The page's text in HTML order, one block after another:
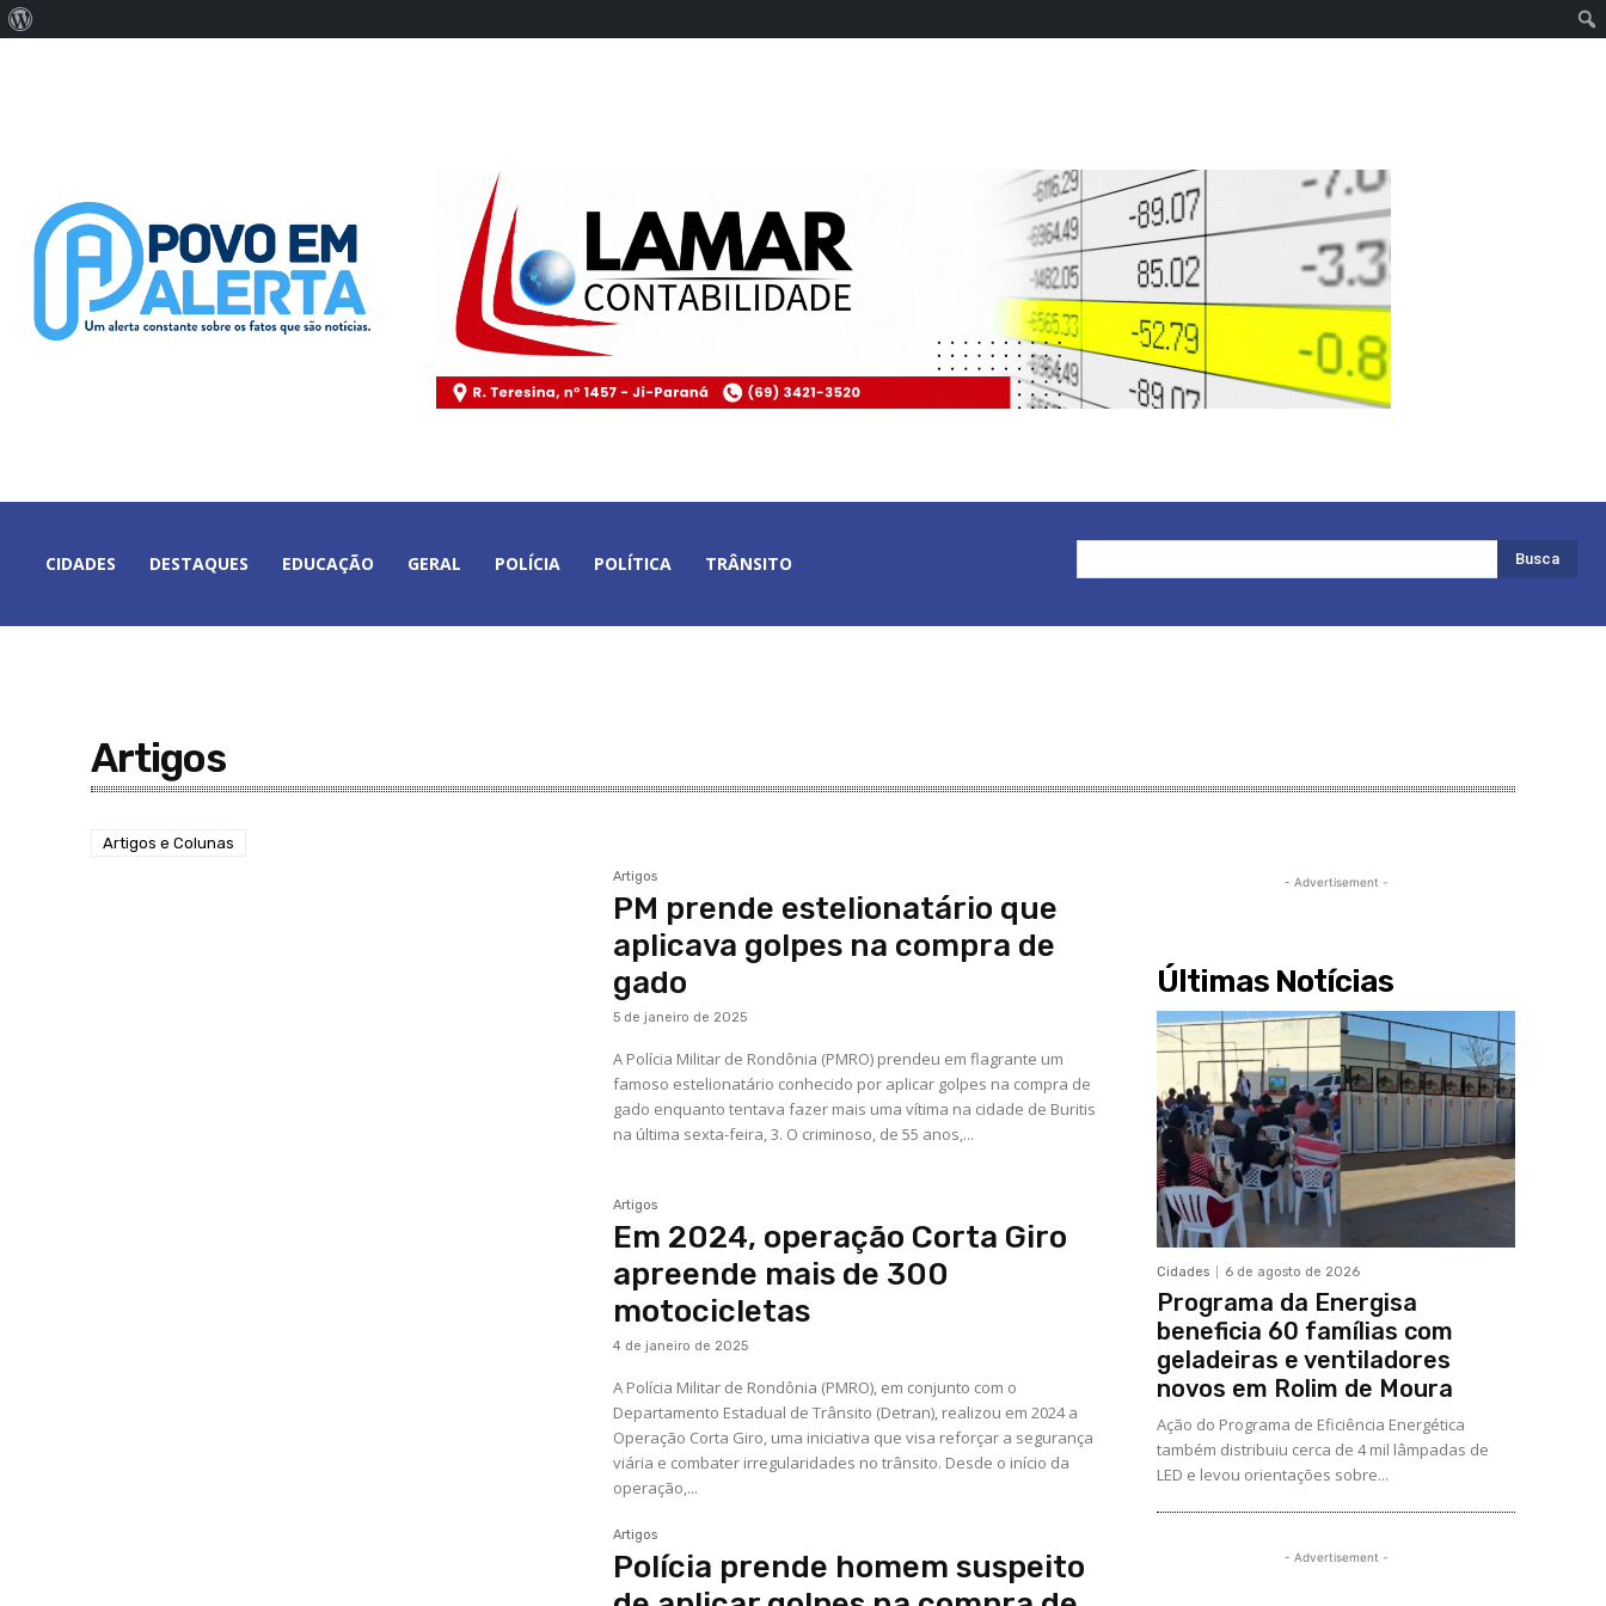
CIDADES DESTAQUES EDUCAÇÃO GERAL POLÍCIA POLÍTICA TRÂNSITO Busca
Artigos
Artigos e Colunas
Artigos
PM prende estelionatário que
aplicava golpes na compra de
gado
5 de janeiro de 2025
A Polícia Militar de Rondônia (PMRO) prendeu em flagrante um
famoso estelionatário conhecido por aplicar golpes na compra de
gado enquanto tentava fazer mais uma vítima na cidade de Buritis
na última sexta-feira, 3. O criminoso, de 55 anos,...
Artigos
Em 2024, operação Corta Giro
apreende mais de 300
motocicletas
4 de janeiro de 2025
A Polícia Militar de Rondônia (PMRO), em conjunto com o
Departamento Estadual de Trânsito (Detran), realizou em 2024 a
Operação Corta Giro, uma iniciativa que visa reforçar a segurança
viária e combater irregularidades no trânsito. Desde o início da
operação,...
Artigos
Polícia prende homem suspeito
- Advertisement -
Últimas Notícias
Cidades 6 de agosto de 2026
Programa da Energisa
beneficia 60 famílias com
geladeiras e ventiladores
novos em Rolim de Moura
Ação do Programa de Eficiência Energética
também distribuiu cerca de 4 mil lâmpadas de
LED e levou orientações sobre...
- Advertisement -